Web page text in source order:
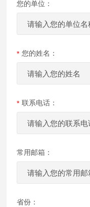
您的单位：
您的姓名：
联系电话：
常用邮箱：
省份：